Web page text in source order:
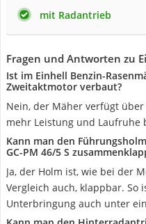
mit Radantrieb
Fragen und Antworten zu
Ist im Einhell Benzin-
Zweitaktmotor verbaut?
Nein, der Mäher verfügt
mehr Leistung und Laufruhe
Kann man den
GC-PM 46/5 S
Ja, der Holm ist, wie bei der
Vergleich auch, klappbar. So
Unterbringung auch unter